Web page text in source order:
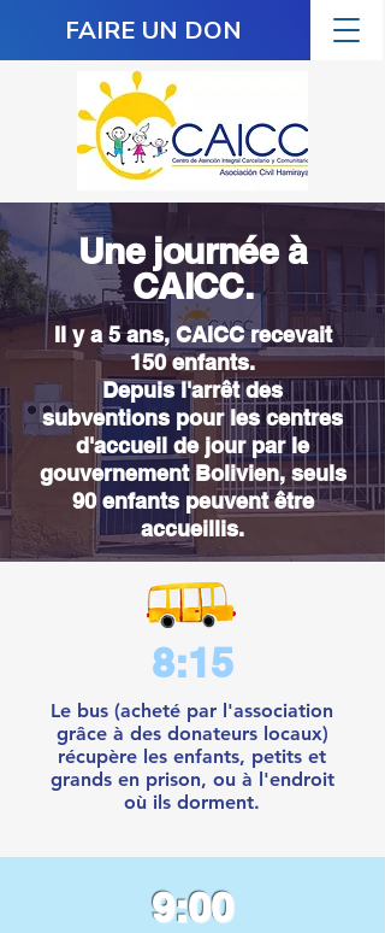
FAIRE UN DON
Une journée à
CAICC.
Il y a 5 ans, CAICC recevait
150 enfants.
Depuis l'arrêt des
subventions pour les centres
d'accueil de jour par le
gouvernement Bolivien, seuls
90 enfants peuvent être
accueillis.
8:15
Le bus (acheté par l'association
grâce à des donateurs locaux)
récupère les enfants, petits et
grands en prison, ou à l'endroit
où ils dorment.
9:00